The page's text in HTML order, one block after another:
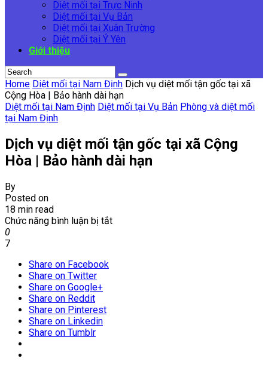
Diệt mối tại Trực Ninh
Diệt mối tại Vụ Bản
Diệt mối tại Xuân Trường
Diệt mối tại Ý Yên
Giới thiệu
Home Diệt mối tại Nam Định Dịch vụ diệt mối tận gốc tại xã
Cộng Hòa | Bảo hành dài hạn
Diệt mối tại Nam Định Diệt mối tại Vụ Bản Phòng và diệt mối
tại Nam Định
Dịch vụ diệt mối tận gốc tại xã Cộng
Hòa | Bảo hành dài hạn
By
Posted on
18 min read
Chức năng bình luận bị tắtở
0
7
Share on Facebook
Share on Twitter
Share on Google+
Share on Reddit
Share on Pinterest
Share on Linkedin
Share on Tumblr